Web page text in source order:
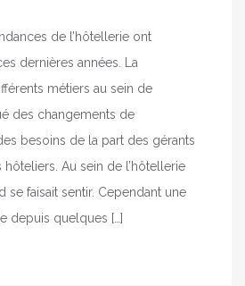
de l’hôtellerie ont
dernières années. La
métiers au sein de
des changements de
besoins de la part des gérants
Au sein de l’hôtellerie
se faisait sentir. Cependant une
depuis quelques […]